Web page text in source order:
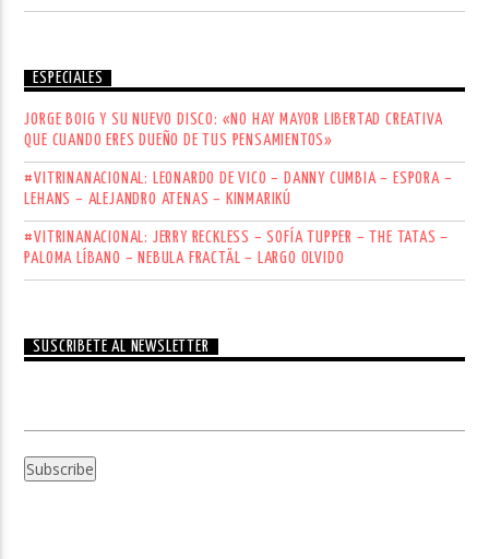
ESPECIALES
JORGE BOIG Y SU NUEVO DISCO: «NO HAY MAYOR LIBERTAD CREATIVA
QUE CUANDO ERES DUEÑO DE TUS PENSAMIENTOS»
#VITRINANACIONAL: LEONARDO DE VICO – DANNY CUMBIA – ESPORA –
LEHANS – ALEJANDRO ATENAS – KINMARIKÚ
#VITRINANACIONAL: JERRY RECKLESS – SOFÍA TUPPER – THE TATAS –
PALOMA LÍBANO – NEBULA FRACTÄL – LARGO OLVIDO
SUSCRÍBETE AL NEWSLETTER